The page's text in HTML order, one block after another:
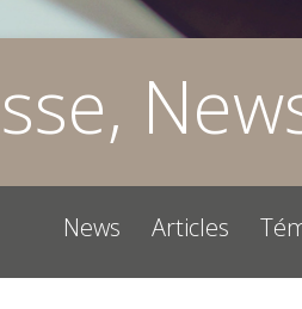
News Articles